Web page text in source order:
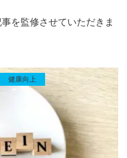
を監修させていただきま
健康向上